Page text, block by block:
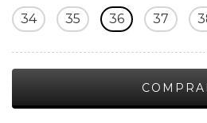
34 35 36 37